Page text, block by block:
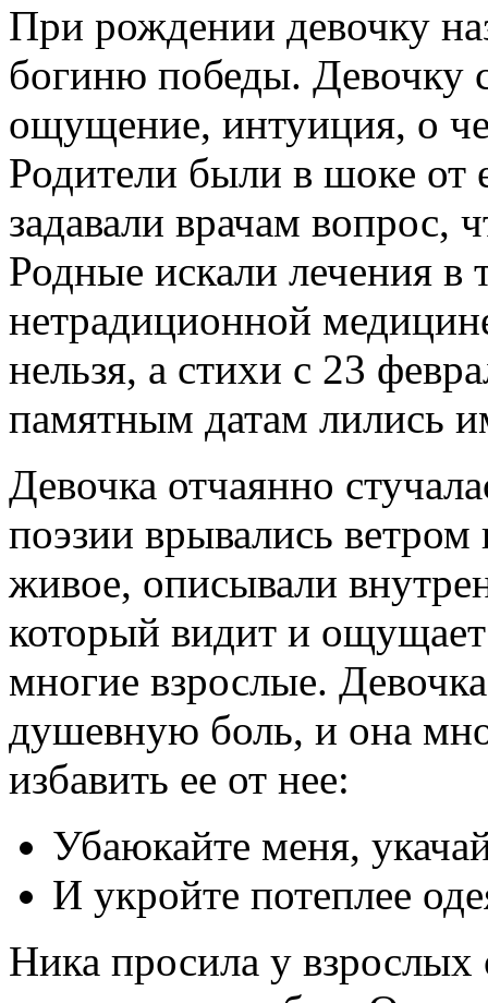
При рождении девочку
богиню победы. Девочку
ощущение, интуиция, о
Родители были в шоке от
задавали врачам вопрос,
Родные искали лечения в
нетрадиционной
нельзя, а стихи с 23
памятным датам лились
Девочка отчаянно
поэзии врывались
живое, описывали
который видит и
многие взрослые.
душевную боль, и она
избавить ее от нее:
Убаюкайте меня,
И укройте потеплее
Ника просила у